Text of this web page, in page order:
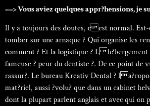
==> Vous aviez quelques appr?hensions, je
Il y a toujours des doutes, cest normal.
tomber sur une arnaque ? Qui organise les
comment ? Et la logistique ? Lh?bergement
fameuse ? peur du dentiste ?. De ce point de
rassur?. Le bureau Kreativ Dental ?
mat?riel, aussi ?volu? que dans un cabinet
dont la plupart parlent anglais et avec qui on